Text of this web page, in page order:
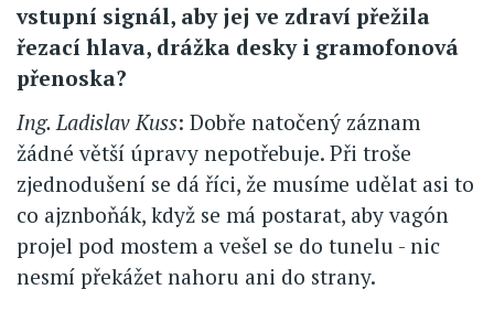
vstupní signál, aby jej ve zdraví přežila
řezací hlava, drážka desky i gramofonová
přenoska?
Ing. Ladislav Kuss: Dobře natočený záznam
žádné větší úpravy nepotřebuje. Při troše
zjednodušení se dá říci, že musíme udělat asi to
co ajznboňák, když se má postarat, aby vagón
projel pod mostem a vešel se do tunelu - nic
nesmí překážet nahoru ani do strany.